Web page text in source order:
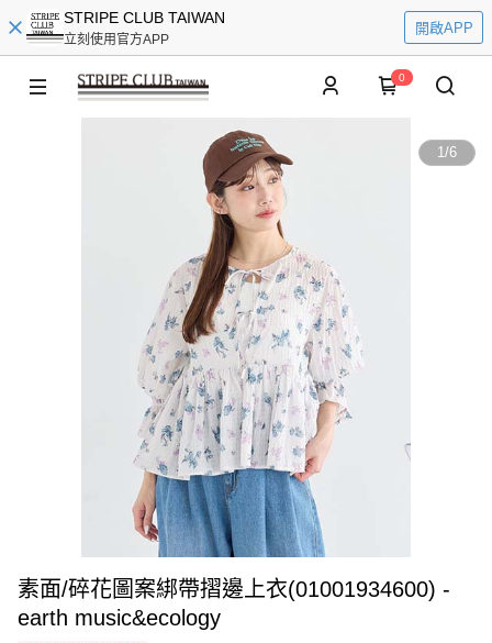
STRIPE CLUB TAIWAN
立刻使用官方APP
開啟APP
0
1/6
素面/碎花圖案綁帶摺邊上衣(01001934600) -
earth music&ecology